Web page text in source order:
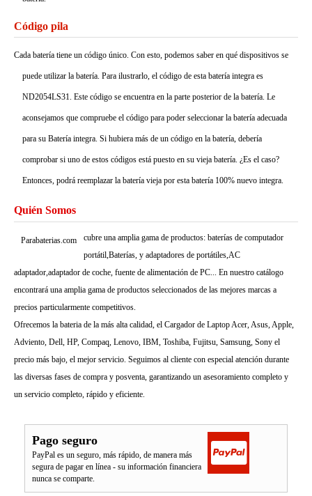
Código pila
Cada batería tiene un código único. Con esto, podemos saber en qué dispositivos se
puede utilizar la batería. Para ilustrarlo, el código de esta batería integra es
ND2054LS31. Este código se encuentra en la parte posterior de la batería. Le
aconsejamos que compruebe el código para poder seleccionar la batería adecuada
para su Batería integra. Si hubiera más de un código en la batería, debería
comprobar si uno de estos códigos está puesto en su vieja batería. ¿Es el caso?
Entonces, podrá reemplazar la batería vieja por esta batería 100% nuevo integra.
Quién Somos
Parabaterias.com
cubre una amplia gama de productos: baterías de computador
portátil,Baterías, y adaptadores de portátiles,AC
adaptador,adaptador de coche, fuente de alimentación de PC... En nuestro catálogo
encontrará una amplia gama de productos seleccionados de las mejores marcas a
precios particularmente competitivos.
Ofrecemos la bateria de la más alta calidad, el Cargador de Laptop Acer, Asus, Apple,
Adviento, Dell, HP, Compaq, Lenovo, IBM, Toshiba, Fujitsu, Samsung, Sony el
precio más bajo, el mejor servicio. Seguimos al cliente con especial atención durante
las diversas fases de compra y posventa, garantizando un asesoramiento completo y
un servicio completo, rápido y eficiente.
Pago seguro
PayPal es un seguro, más rápido, de manera más
segura de pagar en línea - su información financiera
nunca se comparte.